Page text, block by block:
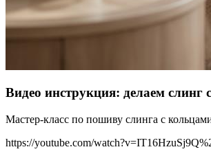
Видео инструкция: делаем слинг
Мастер-класс по пошиву слинга с
https://youtube.com/